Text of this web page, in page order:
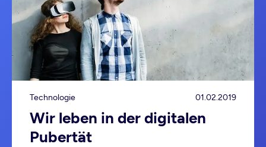
Technologie 01.02.2019
Wir leben in der digitalen
Pubertät